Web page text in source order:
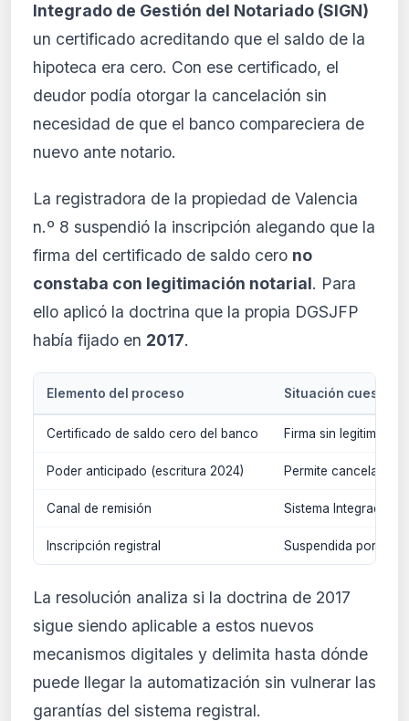
Integrado de Gestión del Notariado (SIGN)
un certificado acreditando que el saldo de la
hipoteca era cero. Con ese certificado, el
deudor podía otorgar la cancelación sin
necesidad de que el banco compareciera de
nuevo ante notario.
La registradora de la propiedad de Valencia
n.º 8 suspendió la inscripción alegando que la
firma del certificado de saldo cero no
constaba con legitimación notarial. Para
ello aplicó la doctrina que la propia DGSJFP
había fijado en 2017.
Elemento del proceso Situación
Certificado de saldo cero del banco Firma sin
Poder anticipado (escritura 2024) Permite cancelación
Canal de remisión Sistema Integrado
Inscripción registral Suspendida por la
La resolución analiza si la doctrina de 2017
sigue siendo aplicable a estos nuevos
mecanismos digitales y delimita hasta dónde
puede llegar la automatización sin vulnerar las
garantías del sistema registral.